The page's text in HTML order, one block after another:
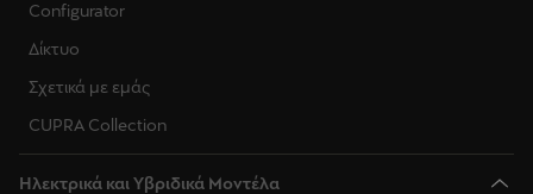
Configurator
Δίκτυο
Σχετικά με εμάς
CUPRA Collection
Ηλεκτρικά και Υβριδικά Μοντέλα